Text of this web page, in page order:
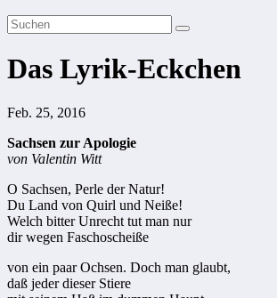
Das Lyrik-Eckchen
Feb. 25, 2016
Sachsen zur Apologie
von Valentin Witt
O Sachsen, Perle der Natur!
Du Land von Quirl und Neiße!
Welch bitter Unrecht tut man nur
dir wegen Faschoscheiße
von ein paar Ochsen. Doch man glaubt,
daß jeder dieser Stiere